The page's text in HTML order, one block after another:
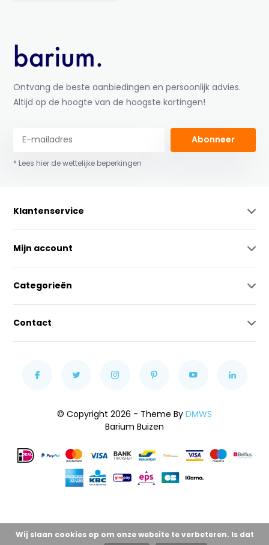
Ontvang de beste aanbiedingen en persoonlijk advies.
Altijd op de hoogte van de hoogste kortingen!
Abonneer
* Lees hier de wettelijke beperkingen
Klantenservice
Mijn account
Categorieën
Contact
© Copyright 2026 - Theme By DMWS
Barium Buizen
Wij slaan cookies op om onze website te verbeteren. Is dat